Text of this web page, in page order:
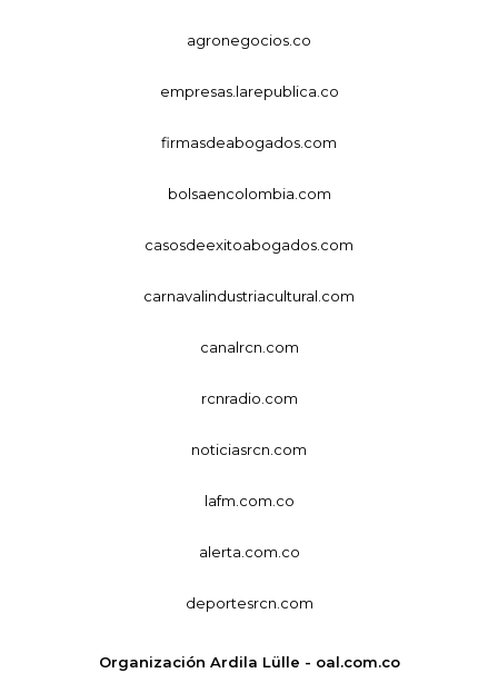
agronegocios.co
empresas.larepublica.co
firmasdeabogados.com
bolsaencolombia.com
casosdeexitoabogados.com
carnavalindustriacultural.com
canalrcn.com
rcnradio.com
noticiasrcn.com
lafm.com.co
alerta.com.co
deportesrcn.com
Organización Ardila Lülle - oal.com.co